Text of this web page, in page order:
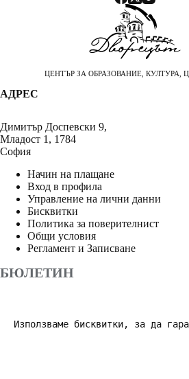
Използваме бисквитки, за да
ЦЕНТЪР ЗА ОБРАЗОВАНИЕ, КУЛТУРА,
АДРЕС
Димитър Доспевски 9,
Младост 1, 1784
София
Начин на плащане
Вход в профила
Управление на лични данни
Бисквитки
Политика за поверителнист
Общи условия
Регламент и Записване
БЮЛЕТИН
АБОНИРАНЕ